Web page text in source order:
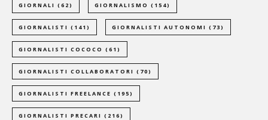
GIORNALI (62) GIORNALISMO (154)
GIORNALISTI (141) GIORNALISTI AUTONOMI (73)
GIORNALISTI COCOCO (61)
GIORNALISTI COLLABORATORI (70)
GIORNALISTI FREELANCE (195)
GIORNALISTI PRECARI (216)